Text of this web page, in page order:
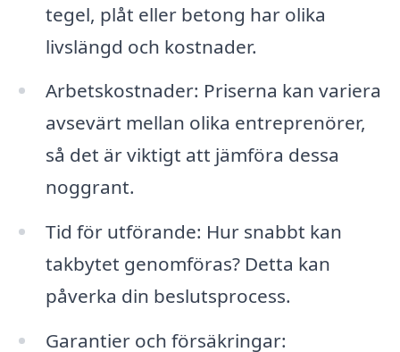
tegel, plåt eller betong har olika
livslängd och kostnader.
Arbetskostnader: Priserna kan variera
avsevärt mellan olika entreprenörer,
så det är viktigt att jämföra dessa
noggrant.
Tid för utförande: Hur snabbt kan
takbytet genomföras? Detta kan
påverka din beslutsprocess.
Garantier och försäkringar: